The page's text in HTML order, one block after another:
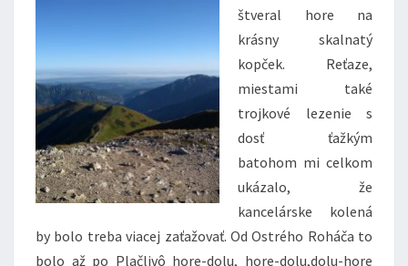
štveral hore na
krásny skalnatý
kopček. Reťaze,
miestami také
trojkové lezenie s
dosť ťažkým
batohom mi celkom
ukázalo, že
kancelárske kolená
by bolo treba viacej zaťažovať. Od Ostrého Roháča to
bolo až po Plačlivô hore-dolu, hore-dolu,dolu-hore